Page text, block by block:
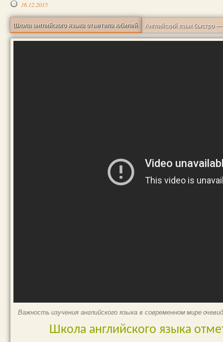
16.12.2015
Школа английского языка отметила юбилей. Английский язык быстро
Важность изучения английского языка в современном мире
Школа английского языка